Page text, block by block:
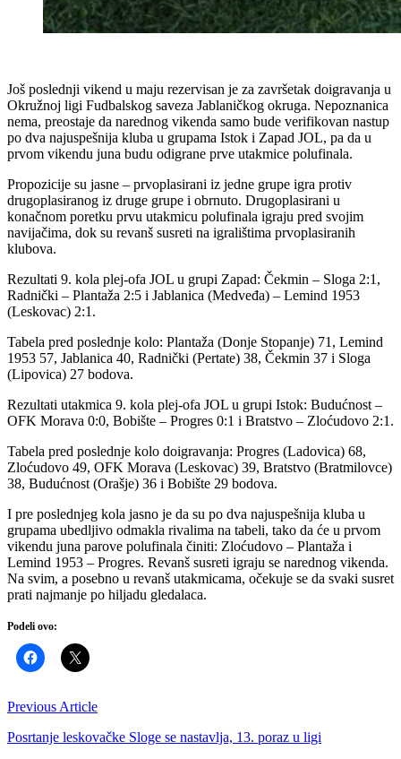
Još poslednji vikend u maju rezervisan je za završetak doigravanja u
Okružnoj ligi Fudbalskog saveza Jablaničkog okruga. Nepoznanica
nema, preostaje da narednog vikenda samo bude verifikovan nastup
po dva najuspešnija kluba u grupama Istok i Zapad JOL, pa da u
prvom vikendu juna budu odigrane prve utakmice polufinala.
Propozicije su jasne – prvoplasirani iz jedne grupe igra protiv
drugoplasiranog iz druge grupe i obrnuto. Drugoplasirani u
konačnom poretku prvu utakmicu polufinala igraju pred svojim
navijačima, dok su revanš susreti na igralištima prvoplasiranih
klubova.
Rezultati 9. kola plej-ofa JOL u grupi Zapad: Čekmin – Sloga 2:1,
Radnički – Plantaža 2:5 i Jablanica (Medveđa) – Lemind 1953
(Leskovac) 2:1.
Tabela pred poslednje kolo: Plantaža (Donje Stopanje) 71, Lemind
1953 57, Jablanica 40, Radnički (Pertate) 38, Čekmin 37 i Sloga
(Lipovica) 27 bodova.
Rezultati utakmica 9. kola plej-ofa JOL u grupi Istok: Budućnost –
OFK Morava 0:0, Bobište – Progres 0:1 i Bratstvo – Zloćudovo 2:1.
Tabela pred poslednje kolo doigravanja: Progres (Ladovica) 68,
Zloćudovo 49, OFK Morava (Leskovac) 39, Bratstvo (Bratmilovce)
38, Budućnost (Orašje) 36 i Bobište 29 bodova.
I pre poslednjeg kola jasno je da su po dva najuspešnija kluba u
grupama ubedljivo odmakla rivalima na tabeli, tako da će u prvom
vikendu juna parove polufinala činiti: Zloćudovo – Plantaža i
Lemind 1953 – Progres. Revanš susreti igraju se narednog vikenda.
Na svim, a posebno u revanš utakmicama, očekuje se da svaki susret
prati najmanje po hiljadu gledalaca.
Podeli ovo:
Previous Article
Posrtanje leskovačke Sloge se nastavlja, 13. poraz u ligi